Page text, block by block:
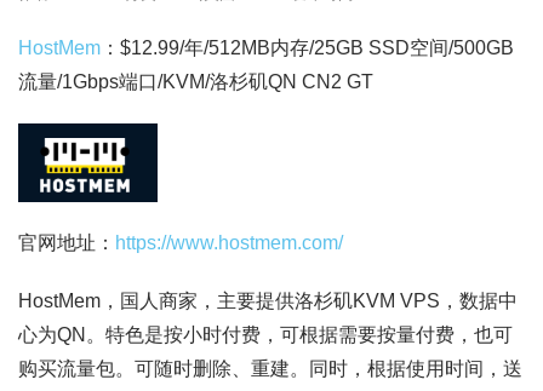
HostMem ：$12.99/年/512MB内存/25GB SSD空间/500GB
流量/1Gbps端口/KVM/洛杉矶QN CN2 GT
官网地址： https://www.hostmem.com/
HostMem，国人商家，主要提供洛杉矶KVM VPS，数据中
心为QN。特色是按小时付费，可根据需要按量付费，也可
购买流量包。可随时删除、重建。同时，根据使用时间，送